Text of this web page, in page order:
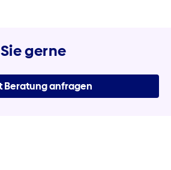
gerne
Beratung anfragen